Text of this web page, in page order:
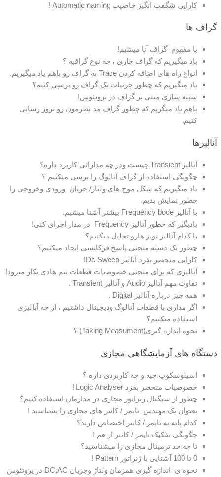
کارایی شگفت انگیز خاصیت Automatic naming !
گراف ها
با مفهوم گراف آنا میشیم!
یاد میگیریم که گراف جاری ، چه نوع گرافیه ؟
انواع راه های اضافه کردن Trace به گراف رو باهم یاد میگیریم.
یاد میگیریم که چطور جزئیات یک گراف رو برسی کنیم؟
شبیه سازی مبنی بر گراف در پروتئوس!
باهم یاد میگریم که چطور گراف مد نظرمون رو بروز رسانی
کنیم.
آنالیزها
آنالیز Transient چیست ودر چه مداراتی کاربرد داره؟
چگونگی استفاده از گراف آنالوگ را برسی میکنیم ؟
یاد میگیریم که شکل موج های ولتاز/ جریان ورودی وخروجی را
چطور نمایش بدیم.
با آنالیز Frequency bode بیشتر آشنا میشیم.
یادبگیر که چطور آنالیز Frequency در مدار اجرای کنی!
با کدام آنالیز نویز هارو تحلیل میکنیم؟
چطور یک دسته منحنی پاسخ فرکانسی ایجاد میکنیم؟
کارایی منحصر بفرد آنالیز Dc Sweep!
آنالیزی که برای منحنی خصوصیات قطعات نیم هادی بکار میرود!
تفاوت مهم آنالیز Audio و آنالیز Transient .
همه چیز درباره آنالیز Digital .
اگر مداری با قطعات آنالوگ ودیجیتال داشتیم ، از چه آنالیزی
استفاده میکنیم؟
نحوه اندازه گیری(Taking Measument) ؟
دستگاه های آزمایشگاهی مجازی
اسیلوسکوپ چیه و چه کاربردی داره ؟
خصوصیات منحصر بفرد Logic Analyser !
چطور از سیگنال ژنراتور مجازی در مدارمان استفاده کنیم؟
بعنوان یک مهندس تایمر / کانتر های مجازی را بشناسید !
کدام پایه به تایمر / کانتر اختصاص دارند؟
چگونگی تفکیک تایمر / کانتر از هم !
تا چه حد ترمینال مجازی را میشناسید؟
0 تا 100 آشنایی با ژنراتور Pattern !
نحوه ی اندازه گیری همزمان ولتاژ وجریان DC,AC در پروتئوس